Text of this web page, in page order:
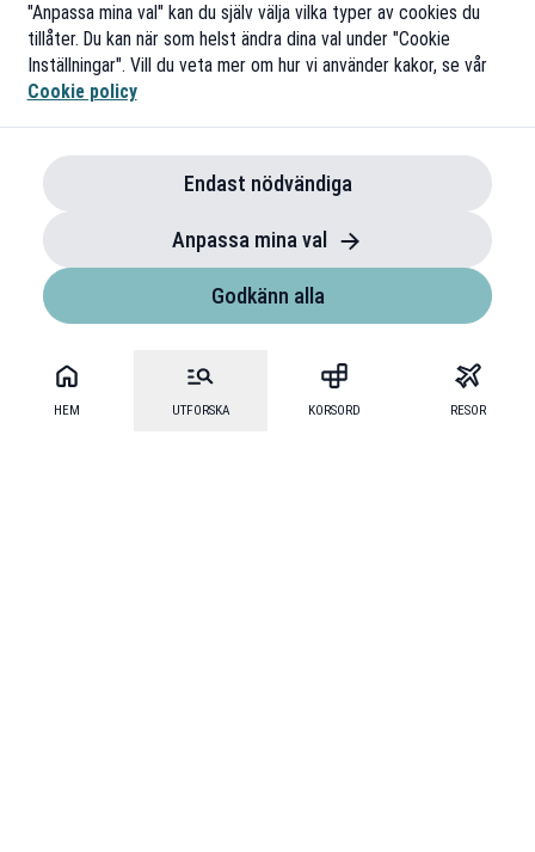
HEM UTFORSKA KORSORD RESOR
"Anpassa mina val" kan du själv välja vilka typer av cookies du
tillåter. Du kan när som helst ändra dina val under "Cookie
Inställningar". Vill du veta mer om hur vi använder kakor, se vår
Cookie policy
Endast nödvändiga
Anpassa mina val
Godkänn alla